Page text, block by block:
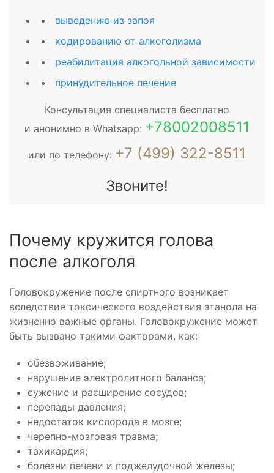
выведению из запоя
кодированию от алкоголизма
реабилитация алкогольной зависимости
принудительное лечение
Консультация специалиста бесплатно
и анонимно в Whatsapp: +78002008511
или по телефону: +7 (499) 322-8511
Звоните!
Почему кружится голова
после алкоголя
Головокружение после спиртного возникает
вследствие токсического воздействия этанола на
жизненно важные органы. Головокружение может
быть вызвано такими факторами, как:
обезвоживание;
нарушение электролитного баланса;
сужение и расширение сосудов;
перепады давления;
недостаток кислорода в мозге;
черепно-мозговая травма;
тахикардия;
болезни печени и поджелудочной железы;